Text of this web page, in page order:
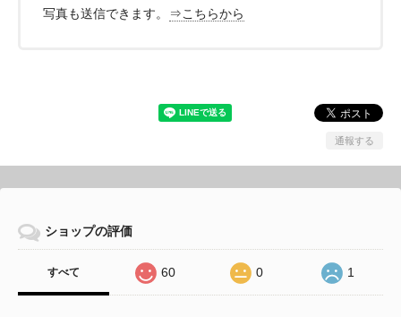
写真も送信できます。 ⇒こちらから
通報する
ショップの評価
すべて 60 0 1